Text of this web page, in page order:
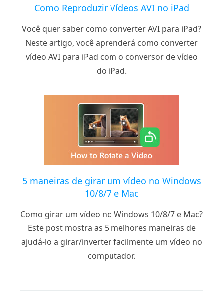
Como Reproduzir Vídeos AVI no iPad
Você quer saber como converter AVI para iPad?
Neste artigo, você aprenderá como converter
vídeo AVI para iPad com o conversor de vídeo
do iPad.
5 maneiras de girar um vídeo no Windows
10/8/7 e Mac
Como girar um vídeo no Windows 10/8/7 e Mac?
Este post mostra as 5 melhores maneiras de
ajudá-lo a girar/inverter facilmente um vídeo no
computador.